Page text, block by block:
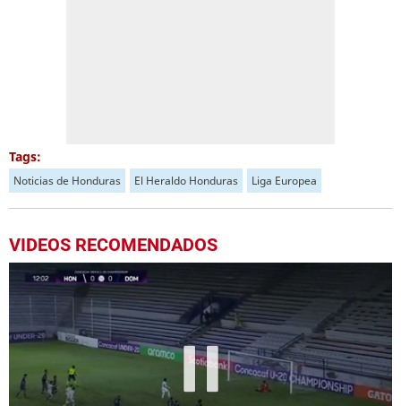
Tags:
Noticias de Honduras El Heraldo Honduras Liga Europea
VIDEOS RECOMENDADOS